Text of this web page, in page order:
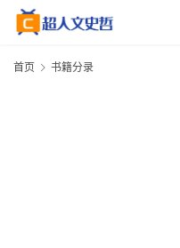
首页 书籍分录